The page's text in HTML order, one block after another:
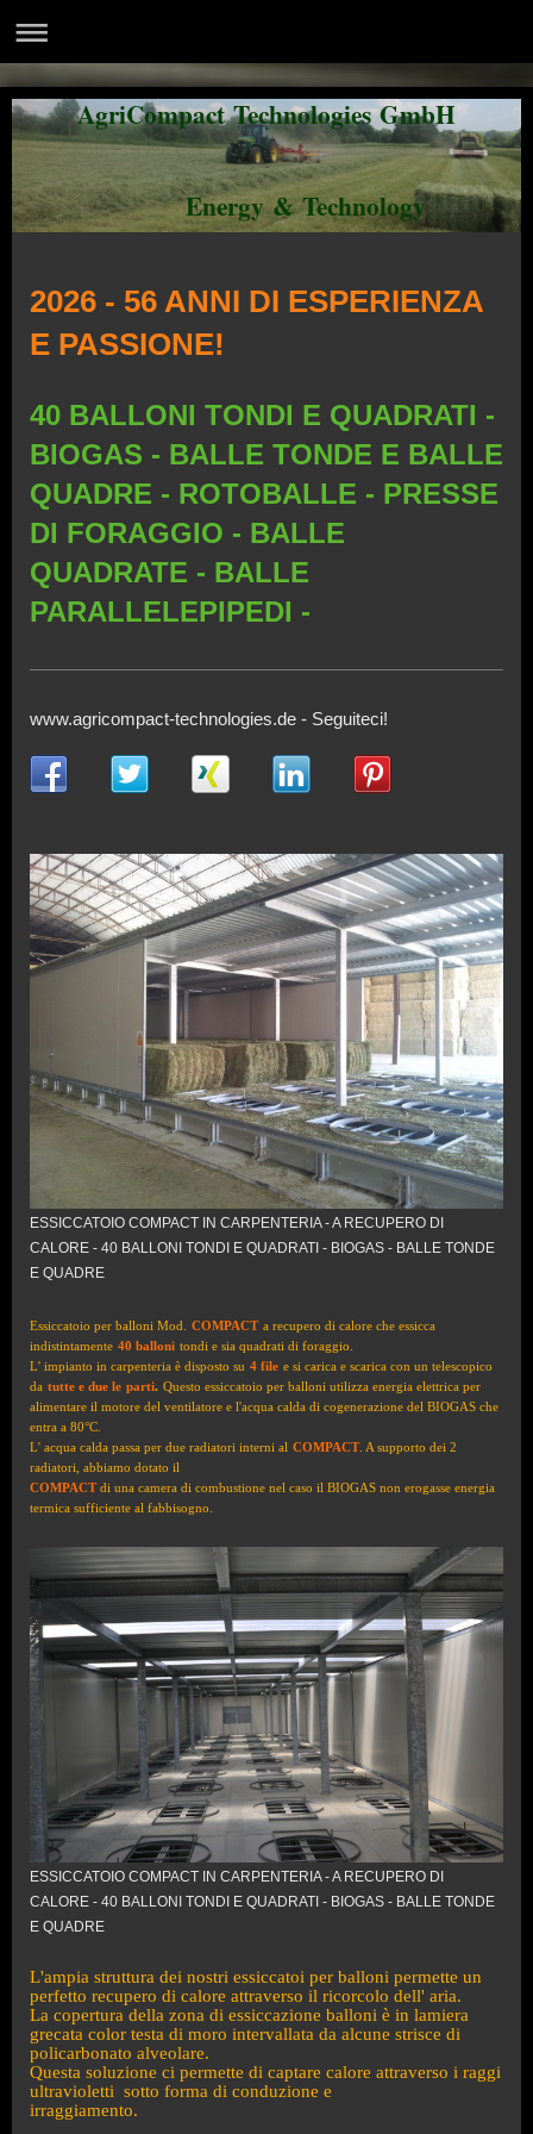
AgriCompact Technologies GmbH
Energy & Technology
2026 - 56 ANNI DI ESPERIENZA
E PASSIONE!
40 BALLONI TONDI E QUADRATI -
BIOGAS - BALLE TONDE E BALLE
QUADRE - ROTOBALLE - PRESSE
DI FORAGGIO - BALLE
QUADRATE - BALLE
PARALLELEPIPEDI -
www.agricompact-technologies.de - Seguiteci!
ESSICCATOIO COMPACT IN CARPENTERIA - A RECUPERO DI
CALORE - 40 BALLONI TONDI E QUADRATI - BIOGAS - BALLE TONDE
E QUADRE
Essiccatoio per balloni Mod. COMPACT a recupero di calore che essicca
indistintamente 40 balloni tondi e sia quadrati di foraggio.
L' impianto in carpenteria è disposto su 4 file e si carica e scarica con un telescopico
da tutte e due le parti. Questo essiccatoio per balloni utilizza energia elettrica per
alimentare il motore del ventilatore e l'acqua calda di cogenerazione del BIOGAS che
entra a 80°C.
L' acqua calda passa per due radiatori interni al COMPACT. A supporto dei 2
radiatori, abbiamo dotato il
COMPACTdi una camera di combustione nel caso il BIOGAS non erogasse energia
termica sufficiente al fabbisogno.
ESSICCATOIO COMPACT IN CARPENTERIA - A RECUPERO DI
CALORE - 40 BALLONI TONDI E QUADRATI - BIOGAS - BALLE TONDE
E QUADRE
L'ampia struttura dei nostri essiccatoi per balloni permette un
perfetto recupero di calore attraverso il ricorcolo dell' aria.
La copertura della zona di essiccazione balloni è in lamiera
grecata color testa di moro intervallata da alcune strisce di
policarbonato alveolare.
Questa soluzione ci permette di captare calore attraverso i raggi
ultravioletti sotto forma di conduzione e
irraggiamento.